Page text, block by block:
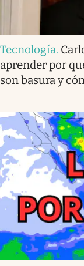
Tecnología.
aprender por
son basura y